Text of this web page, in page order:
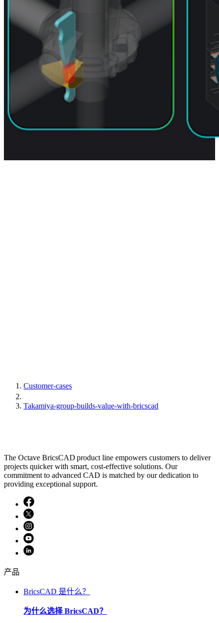
Customer-cases
Takamiya-group-builds-value-with-bricscad
The Octave BricsCAD product line empowers customers to deliver
projects quicker with smart, cost-effective solutions. Our
commitment to advanced CAD is matched by our dedication to
providing exceptional support.
产品
BricsCAD 是什么？
为什么选择 BricsCAD？